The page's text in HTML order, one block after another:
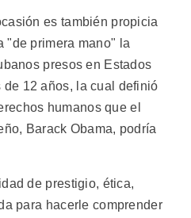
es también propicia
"de primera mano" la
presos en Estados
12 años, la cual definió
humanos que el
Barack Obama, podría
de prestigio, ética,
para hacerle comprender